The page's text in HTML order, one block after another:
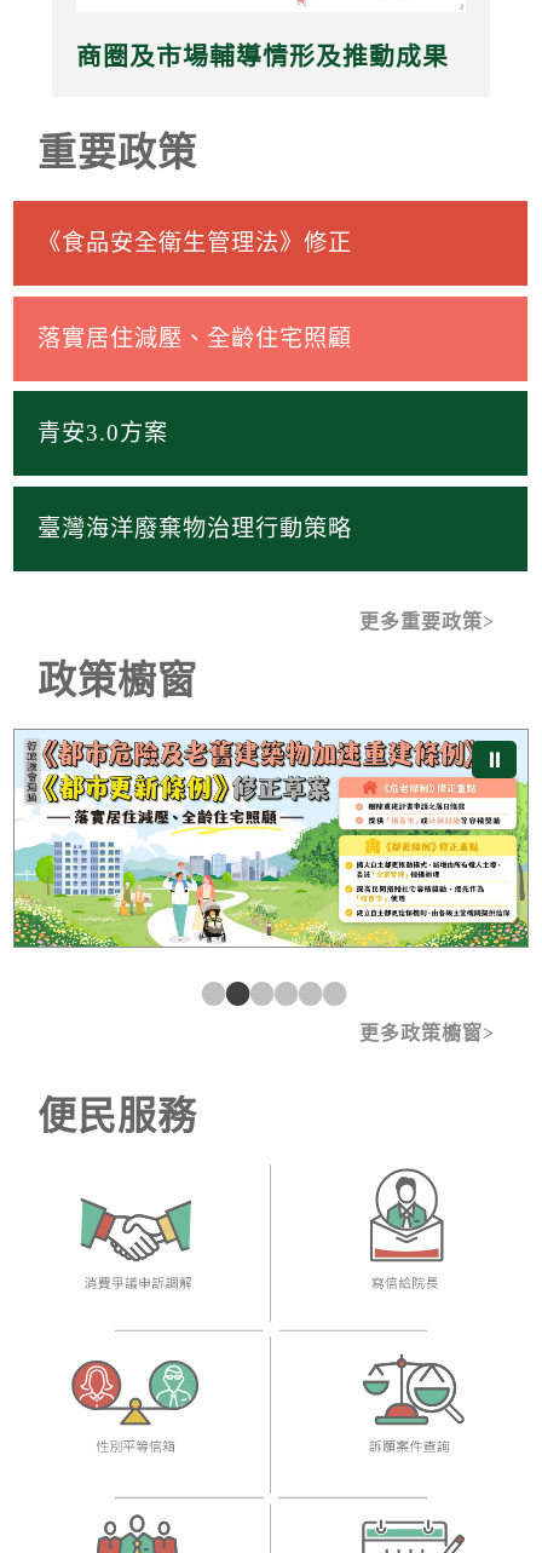
商圈及市場輔導情形及推動成果
重要政策
《食品安全衛生管理法》修正
落實居住減壓、全齡住宅照顧
青安3.0方案
臺灣海洋廢棄物治理行動策略
更多重要政策
政策櫥窗
⏸
《都市危險及老舊建築物加速重建條例》及《都市更新條
更多政策櫥窗
便民服務